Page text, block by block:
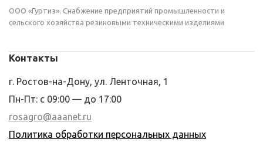
ООО «Гуртиз». Снабжение предприятий промышленности и
сельского хозяйства резиновыми техническими изделиями
Контакты
г. Ростов-на-Дону, ул. Ленточная, 1
Пн-Пт: с 09:00 — до 17:00
rosagro@aaanet.ru
Политика обработки персональных данных